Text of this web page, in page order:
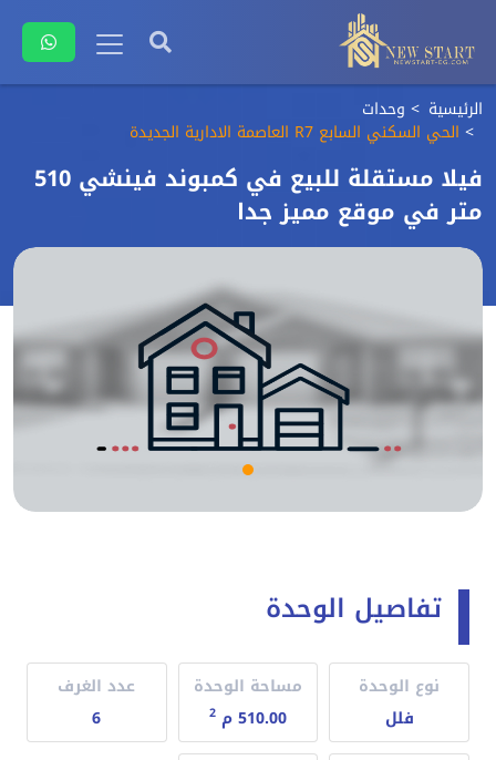
الرئيسية وحدات
الحي السكني السابع R7 العاصمة الادارية الجديدة
فيلا مستقلة للبيع في كمبوند فينشي 510
متر في موقع مميز جدا
تفاصيل الوحدة
نوع الوحدة
فلل
مساحة الوحدة
510.00 م
2
عدد الغرف
6